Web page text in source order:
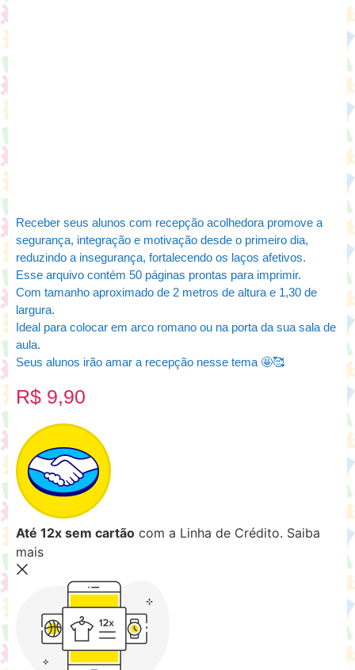
Receber seus alunos com recepção acolhedora promove a
segurança, integração e motivação desde o primeiro dia,
reduzindo a insegurança, fortalecendo os laços afetivos.
Esse arquivo contém 50 páginas prontas para imprimir.
Com tamanho aproximado de 2 metros de altura e 1,30 de
largura.
Ideal para colocar em arco romano ou na porta da sua sala de
aula.
Seus alunos irão amar a recepção nesse tema 🤩🥰
R$ 9,90
Até 12x sem cartão com a Linha de Crédito. Saiba
mais